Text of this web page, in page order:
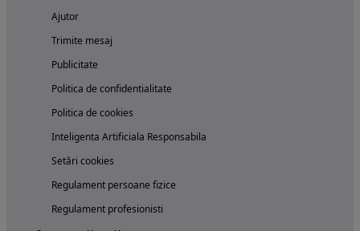
Ajutor
Trimite mesaj
Publicitate
Politica de confidentialitate
Politica de cookies
Inteligenta Artificiala Responsabila
Setări cookies
Regulament persoane fizice
Regulament profesionisti